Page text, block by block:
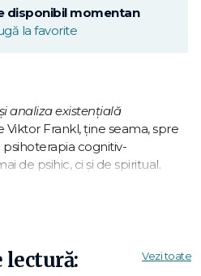
disponibil momentan
la favorite
analiza existenţială
Frankl, ţine seama, spre
psihoterapia cognitiv-
de psihic, ci şi de spiritual.
de sens. Adesea omul
o psihoterapie umanizată.
lectură: Vezi toate